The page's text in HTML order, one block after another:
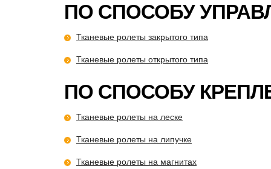
ПО СПОСОБУ
Тканевые ролеты закрытого типа
Тканевые ролеты открытого типа
ПО СПОСОБУ
Тканевые ролеты на леске
Тканевые ролеты на липучке
Тканевые ролеты на магнитах